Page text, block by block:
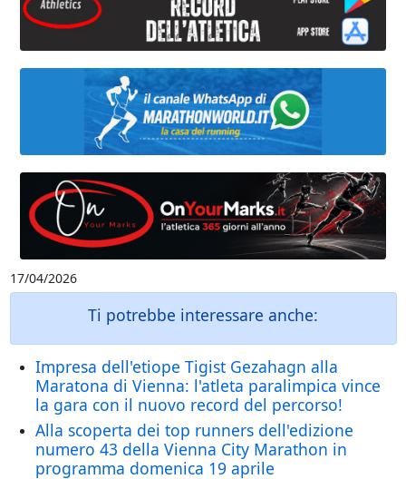
17/04/2026
Ti potrebbe interessare anche:
Impresa dell'etiope Tigist Gezahagn alla
Maratona di Vienna: l'atleta paralimpica vince
la gara con il nuovo record del percorso!
Alla scoperta dei top runners dell'edizione
numero 43 della Vienna City Marathon in
programma domenica 19 aprile